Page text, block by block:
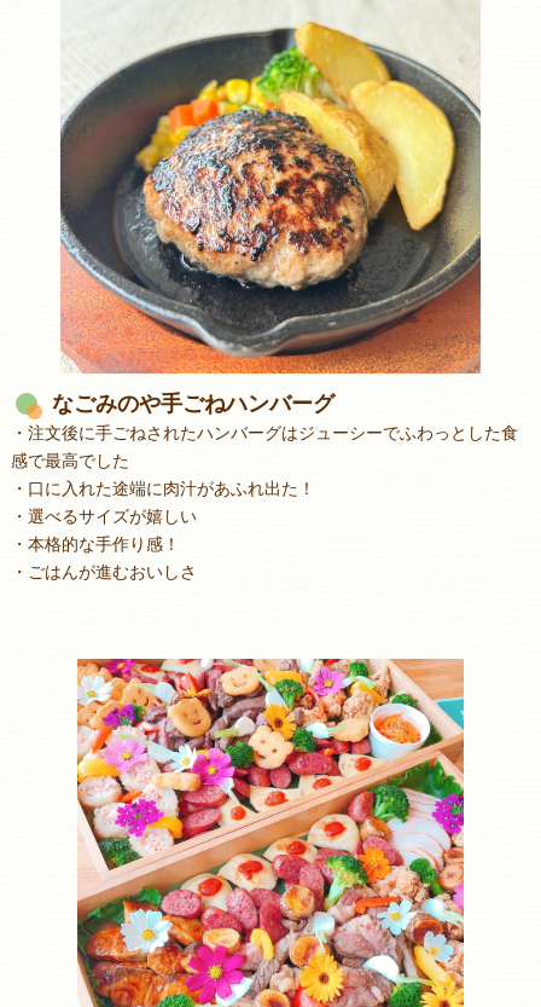
なごみのや手ごねハンバーグ
・注文後に手ごねされたハンバーグはジューシーでふわっとした食
感で最高でした
・口に入れた途端に肉汁があふれ出た！
・選べるサイズが嬉しい
・本格的な手作り感！
・ごはんが進むおいしさ